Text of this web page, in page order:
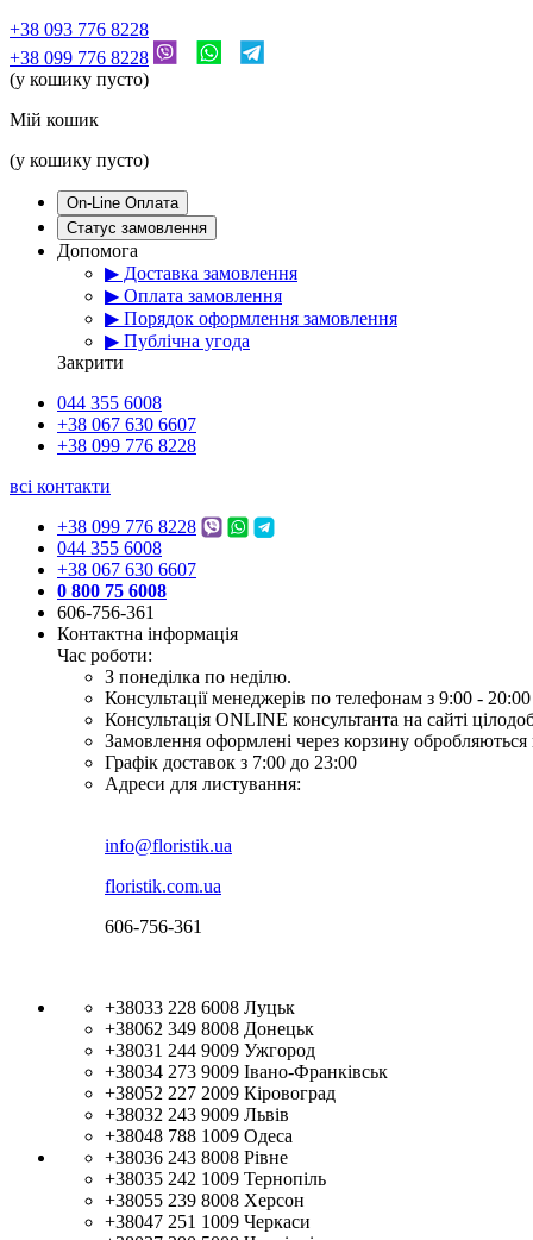
+38 093 776 8228
+38 099 776 8228
(у кошику пусто)
Мій кошик
(у кошику пусто)
On-Line Оплата
Статус замовлення
Допомога
▶ Доставка замовлення
▶ Оплата замовлення
▶ Порядок оформлення замовлення
▶ Публічна угода
Закрити
044 355 6008
+38 067 630 6607
+38 099 776 8228
всі контакти
+38 099 776 8228
044 355 6008
+38 067 630 6607
0 800 75 6008
606-756-361
Контактна інформація
Час роботи:
З понеділка по неділю.
Консультації менеджерів по телефонам з 9:00 -
Консультація ONLINE консультанта на сайті
Замовлення оформлені через корзину
Графік доставок з 7:00 до 23:00
Адреси для листування:
info@floristik.ua
floristik.com.ua
606-756-361
+38033 228 6008 Луцьк
+38062 349 8008 Донецьк
+38031 244 9009 Ужгород
+38034 273 9009 Івано-Франківськ
+38052 227 2009 Кіровоград
+38032 243 9009 Львів
+38048 788 1009 Одеса
+38036 243 8008 Рівне
+38035 242 1009 Тернопіль
+38055 239 8008 Херсон
+38047 251 1009 Черкаси